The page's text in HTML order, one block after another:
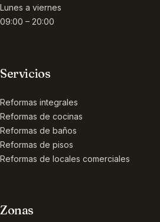
Lunes a viernes
09:00 – 20:00
Servicios
Reformas integrales
Reformas de cocinas
Reformas de baños
Reformas de pisos
Reformas de locales comerciales
Zonas